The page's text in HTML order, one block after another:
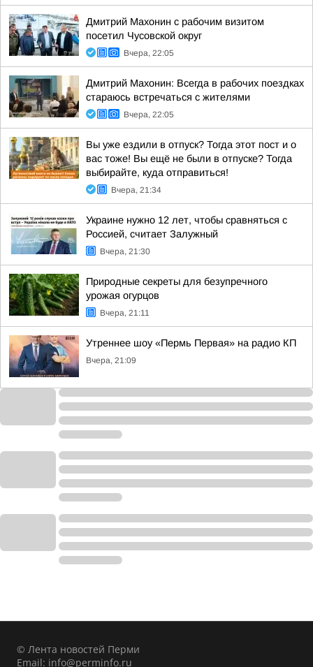
Дмитрий Махонин с рабочим визитом
посетил Чусовской округ
Вчера, 22:05
Дмитрий Махонин: Всегда в рабочих поездках
стараюсь встречаться с жителями
Вчера, 22:05
Вы уже ездили в отпуск? Тогда этот пост и о
вас тоже! Вы ещё не были в отпуске? Тогда
выбирайте, куда отправиться!
Вчера, 21:34
Украине нужно 12 лет, чтобы сравняться с
Россией, считает Залужный
Вчера, 21:30
Природные секреты для безупречного
урожая огурцов
Вчера, 21:11
Утреннее шоу «Пермь Первая» на радио КП
Вчера, 21:09
© Лента новостей Перми
Email: info@perminfo.ru